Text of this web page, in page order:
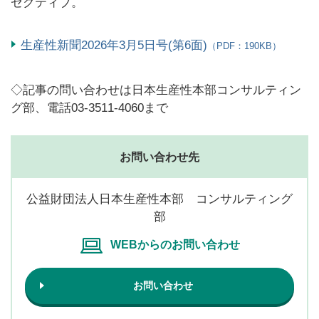
生産性新聞2026年3月5日号(第6面) （PDF：190KB）
◇記事の問い合わせは日本生産性本部コンサルティン
グ部、電話03-3511-4060まで
お問い合わせ先
公益財団法人日本生産性本部 コンサルティング
部
WEBからのお問い合わせ
お問い合わせ